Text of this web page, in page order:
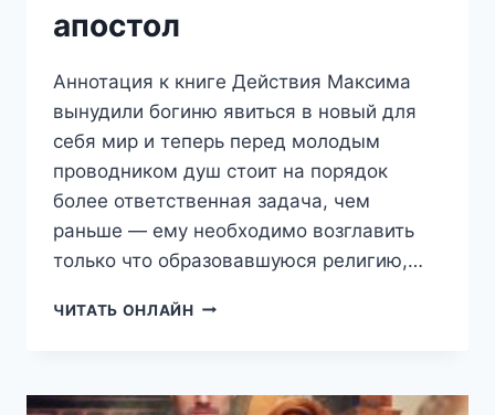
апостол
Аннотация к книге Действия Максима
вынудили богиню явиться в новый для
себя мир и теперь перед молодым
проводником душ стоит на порядок
более ответственная задача, чем
раньше — ему необходимо возглавить
только что образовавшуюся религию,…
ЧИТАТЬ ОНЛАЙН ТЕМНЫЕ